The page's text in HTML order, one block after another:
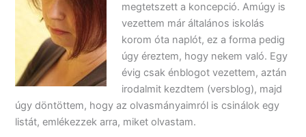
megtetszett a koncepció. Amúgy is
vezettem már általános iskolás
korom óta naplót, ez a forma pedig
úgy éreztem, hogy nekem való. Egy
évig csak énblogot vezettem, aztán
irodalmit kezdtem (versblog), majd
úgy döntöttem, hogy az olvasmányaimról is csinálok egy
listát, emlékezzek arra, miket olvastam.